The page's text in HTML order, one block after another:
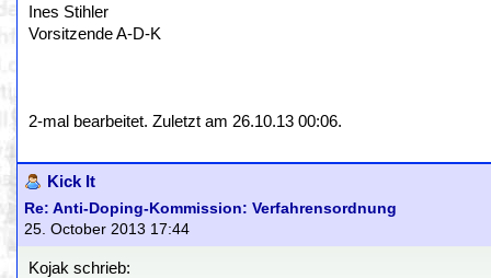
Ines Stihler
Vorsitzende A-D-K
2-mal bearbeitet. Zuletzt am 26.10.13 00:06.
Kick It
Re: Anti-Doping-Kommission: Verfahrensordnung
25. October 2013 17:44
Kojak schrieb: